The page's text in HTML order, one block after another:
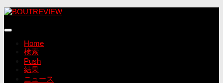
コ
テ
Home
検索
Push
結果
ニュース